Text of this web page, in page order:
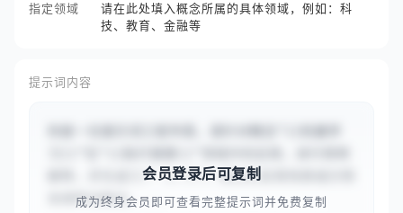
指定领域
请在此处填入概念所属的具体领域，例如：科
技、教育、金融等
提示词内容
解释，并生成几个（3-5个）真实的应用场景或示例
来阐释该概念。...
会员登录后可复制
成为终身会员即可查看完整提示词并免费复制